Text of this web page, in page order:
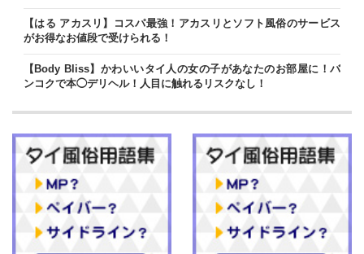
【はる アカスリ】コスパ最強！アカスリとソフト風俗のサービス
がお得なお値段で受けられる！
【Body Bliss】かわいいタイ人の女の子があなたのお部屋に！バ
ンコクで本◯デリヘル！人目に触れるリスクなし！